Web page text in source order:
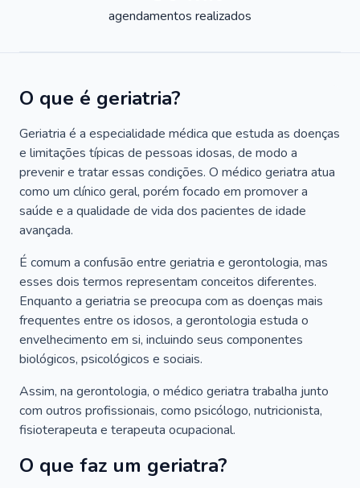
agendamentos realizados
O que é geriatria?
Geriatria é a especialidade médica que estuda as doenças
e limitações típicas de pessoas idosas, de modo a
prevenir e tratar essas condições. O médico geriatra atua
como um clínico geral, porém focado em promover a
saúde e a qualidade de vida dos pacientes de idade
avançada.
É comum a confusão entre geriatria e gerontologia, mas
esses dois termos representam conceitos diferentes.
Enquanto a geriatria se preocupa com as doenças mais
frequentes entre os idosos, a gerontologia estuda o
envelhecimento em si, incluindo seus componentes
biológicos, psicológicos e sociais.
Assim, na gerontologia, o médico geriatra trabalha junto
com outros profissionais, como psicólogo, nutricionista,
fisioterapeuta e terapeuta ocupacional.
O que faz um geriatra?